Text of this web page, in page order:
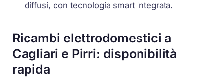
diffusi, con tecnologia smart integrata.
Ricambi elettrodomestici a
Cagliari e Pirri: disponibilità
rapida